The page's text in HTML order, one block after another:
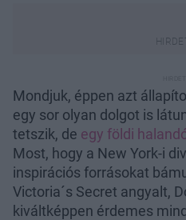
Mondjuk, éppen azt
egy sor olyan dolgot is
tetszik, de egy földi
Most, hogy a New York-i
inspirációs forrásokat
Victoria´s Secret angyalt,
kiváltképpen érdemes